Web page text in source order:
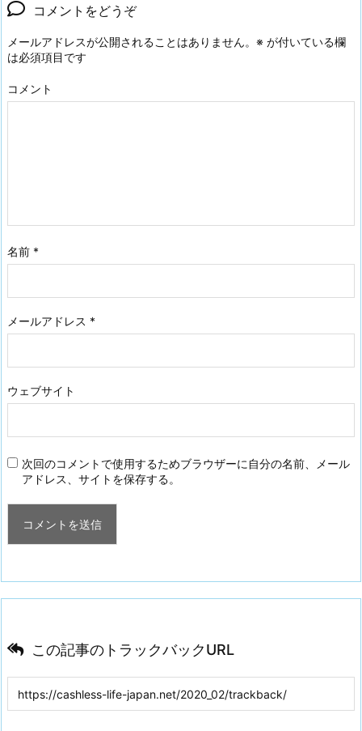
コメントをどうぞ
メールアドレスが公開されることはありません。 ※ が付いている欄
は必須項目です
コメント
名前 *
メールアドレス *
ウェブサイト
次回のコメントで使用するためブラウザーに自分の名前、メール
アドレス、サイトを保存する。
この記事のトラックバックURL